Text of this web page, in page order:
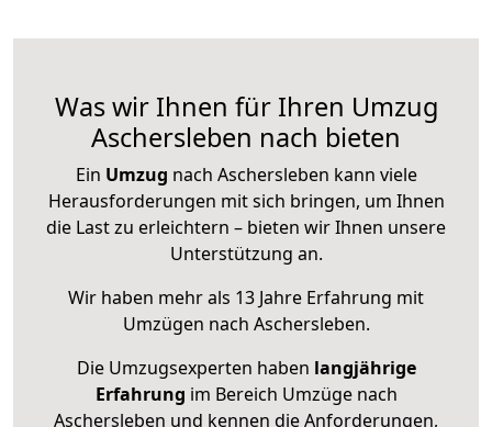
Was wir Ihnen für Ihren Umzug
Aschersleben nach bieten
Ein Umzug nach Aschersleben kann viele
Herausforderungen mit sich bringen, um Ihnen
die Last zu erleichtern – bieten wir Ihnen unsere
Unterstützung an.
Wir haben mehr als 13 Jahre Erfahrung mit
Umzügen nach Aschersleben.
Die Umzugsexperten haben langjährige
Erfahrung im Bereich Umzüge nach
Aschersleben und kennen die Anforderungen,